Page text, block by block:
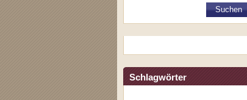
Schlagwörter